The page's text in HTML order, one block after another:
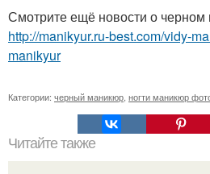
Смотрите ещё новости о
http://manikyur.ru-best.com/vidy-
manikyur
Категории: черный маникюр, ногти маникюр
Читайте также